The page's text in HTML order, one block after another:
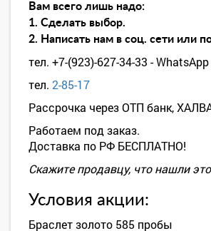
Вам всего лишь надо:
1. Сделать выбор.
2. Написать нам в соц. сети или
тел. +7-(923)-627-34-33 - WhatsApp
тел. 2-85-17
Рассрочка через ОТП банк,
Работаем под заказ.
Доставка по РФ БЕСПЛАТНО!
Скажите продавцу, что нашли
Условия акции:
Браслет золото 585 пробы